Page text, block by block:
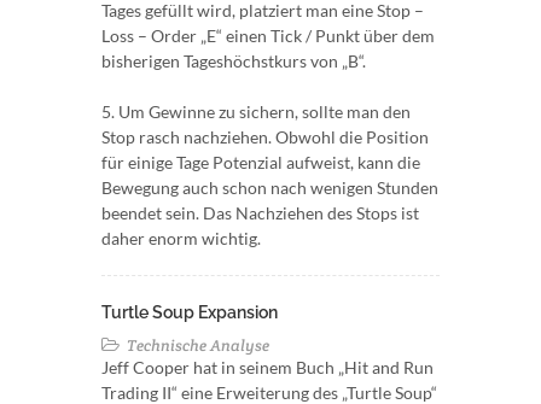
Tages gefüllt wird, platziert man eine Stop –
Loss – Order „E“ einen Tick / Punkt über dem
bisherigen Tageshöchstkurs von „B“.
5. Um Gewinne zu sichern, sollte man den
Stop rasch nachziehen. Obwohl die Position
für einige Tage Potenzial aufweist, kann die
Bewegung auch schon nach wenigen Stunden
beendet sein. Das Nachziehen des Stops ist
daher enorm wichtig.
Turtle Soup Expansion
Technische Analyse
Jeff Cooper hat in seinem Buch „Hit and Run
Trading II“ eine Erweiterung des „Turtle Soup“